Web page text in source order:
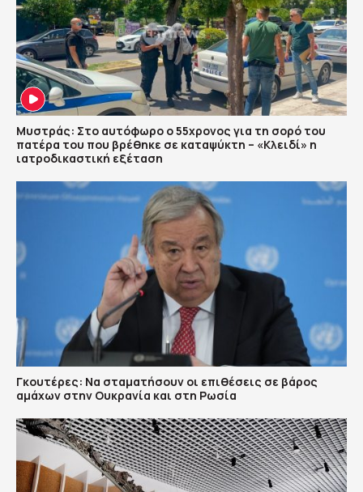
Μυστράς: Στο αυτόφωρο ο 55χρονος για τη σορό του
πατέρα του που βρέθηκε σε καταψύκτη – «Κλειδί» η
ιατροδικαστική εξέταση
Γκουτέρες: Να σταματήσουν οι επιθέσεις σε βάρος
αμάχων στην Ουκρανία και στη Ρωσία